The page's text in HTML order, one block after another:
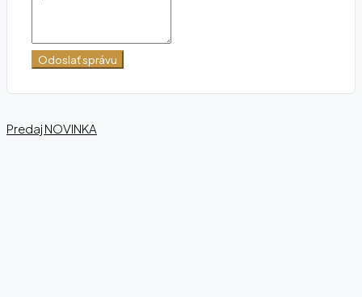
Odoslať správu
Predaj NOVINKA